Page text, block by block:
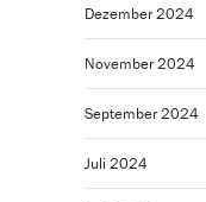
Dezember 2024
November 2024
September 2024
Juli 2024